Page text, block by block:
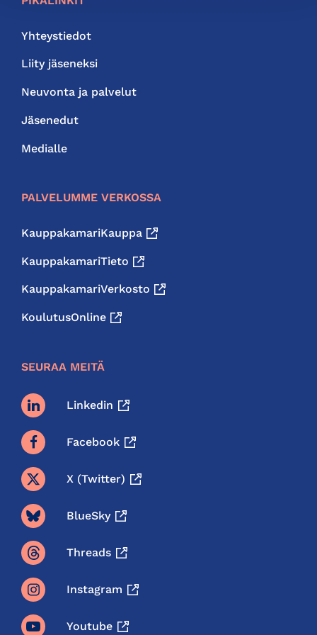
Yhteystiedot
Liity jäseneksi
Neuvonta ja palvelut
Jäsenedut
Medialle
PALVELUMME VERKOSSA
KauppakamariKauppa
KauppakamariTieto
KauppakamariVerkosto
KoulutusOnline
SEURAA MEITÄ
Linkedin
Facebook
X (twitter)
BlueSky
Threads
Instagram
Youtube